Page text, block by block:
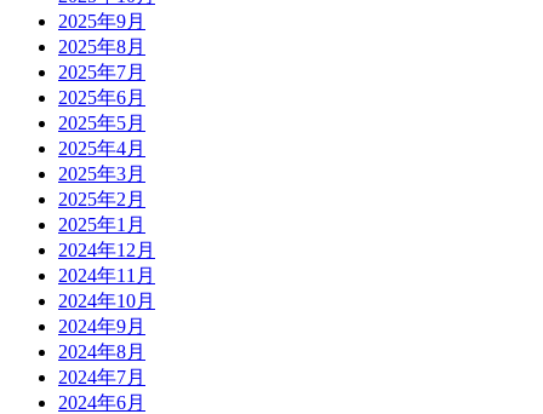
2025年9月
2025年8月
2025年7月
2025年6月
2025年5月
2025年4月
2025年3月
2025年2月
2025年1月
2024年12月
2024年11月
2024年10月
2024年9月
2024年8月
2024年7月
2024年6月